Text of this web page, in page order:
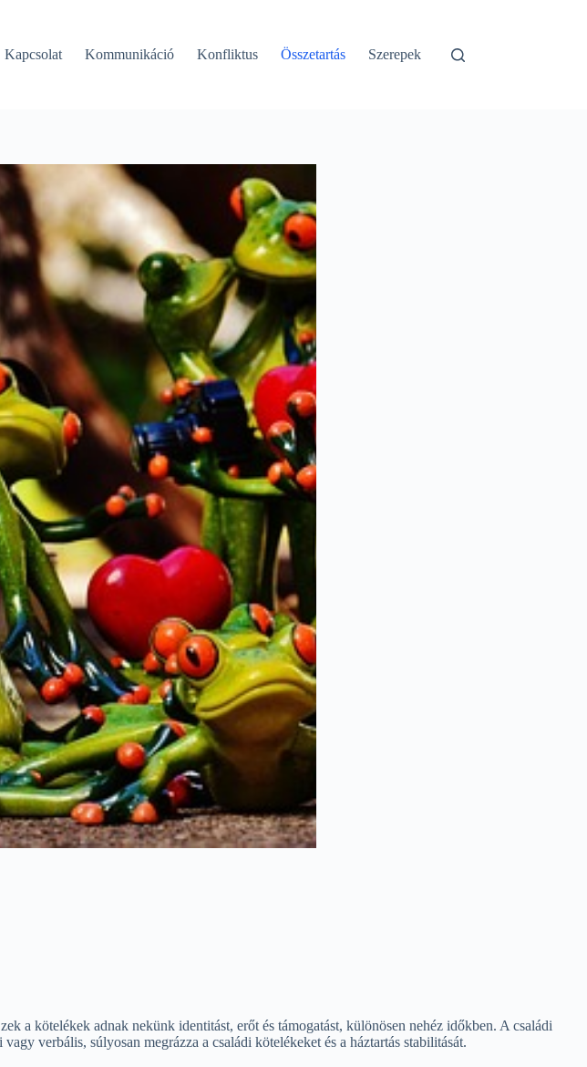
Kapcsolat Kommunikáció Konfliktus Összetartás Szerepek
a kötelékek adnak nekünk identitást, erőt és támogatást, különösen nehéz időkben. A családi
verbális, súlyosan megrázza a családi kötelékeket és a háztartás stabilitását.